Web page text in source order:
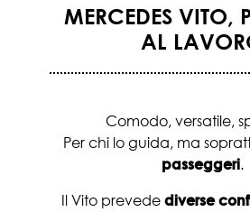
MERCEDES VITO,
AL
Comodo, versatile,
Per chi lo guida, ma
passeggeri.
Il Vito prevede diverse